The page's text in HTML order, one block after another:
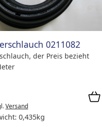
0211082
der Preis bezieht
Versand
0,435kg